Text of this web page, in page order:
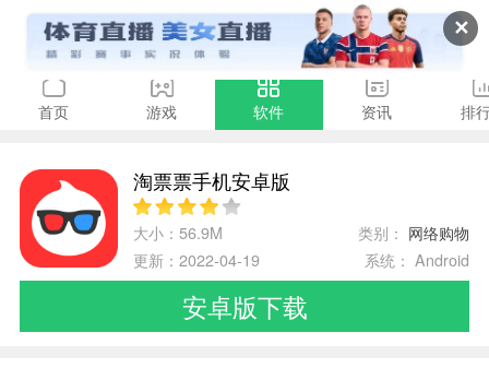
✕
首页 游戏 软件 资讯 排
淘票票手机安卓版
大小：56.9M 类别： 网络购物
更新：2022-04-19
系统： Android
安卓版下载